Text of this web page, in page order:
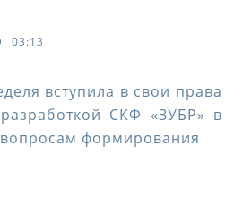
03:13
вступила в свои права
СКФ «ЗУБР» в
вопросам формирования